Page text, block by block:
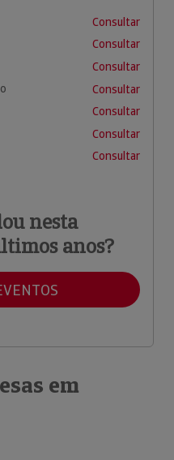
Consultar
Consultar
Consultar
Consultar
Consultar
Consultar
Consultar
nesta
anos?
em